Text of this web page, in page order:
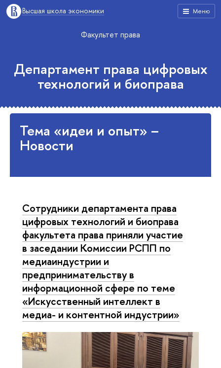
Меню
Высшая школа экономики
Факультет права
Департамент права цифровых
технологий и биоправа
Тема «идеи и опыт» –
Новости
Сотрудники департамента права
цифровых технологий и биоправа
факультета права приняли участие
в заседании Комиссии РСПП по
медиаиндустрии и
предпринимательству в
информационной сфере по теме
«Искусственный интеллект в
медиа- и контентной индустрии»